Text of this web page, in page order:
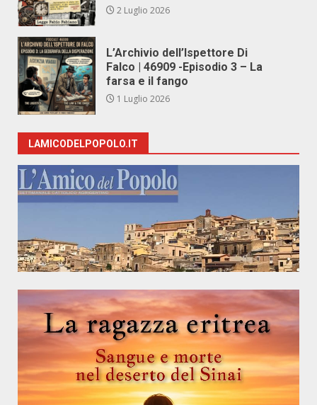
2 Luglio 2026
L’Archivio dell’Ispettore Di
Falco | 46909 -Episodio 3 – La
farsa e il fango
1 Luglio 2026
LAMICODELPOPOLO.IT